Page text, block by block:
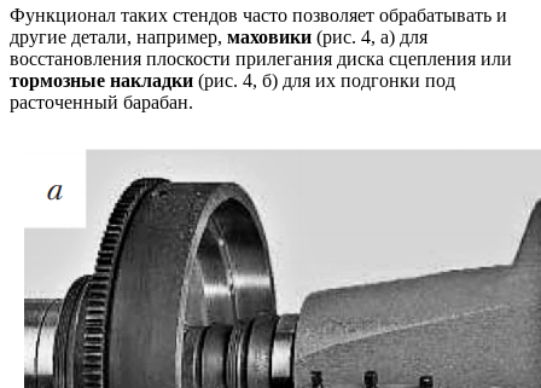
Функционал таких стендов часто позволяет обрабатывать и
другие детали, например, маховики (рис. 4, а) для
восстановления плоскости прилегания диска сцепления или
тормозные накладки (рис. 4, б) для их подгонки под
расточенный барабан.